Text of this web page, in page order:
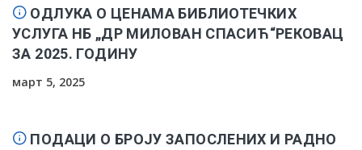
ОДЛУКА О ЦЕНАМА БИБЛИОТЕЧКИХ
УСЛУГА НБ „ДР МИЛОВАН СПАСИЋ“РЕКОВАЦ
ЗА 2025. ГОДИНУ
март 5, 2025
ПОДАЦИ О БРОЈУ ЗАПОСЛЕНИХ И РАДНО